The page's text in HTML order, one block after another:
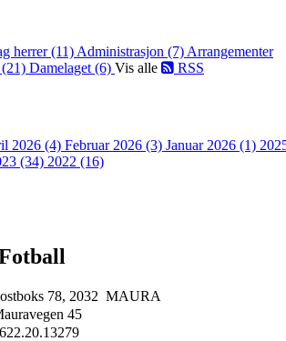
herrer (11) Administrasjon (7) Arrangementer
Damelaget (6) Vis alle RSS
2026 (4) Februar 2026 (3) Januar 2026 (1)
(34) 2022 (16)
78, 2032 MAURA
45